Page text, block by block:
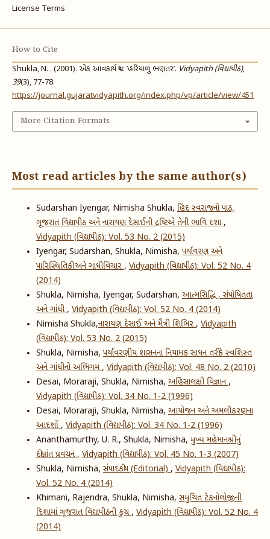
License Terms
How to Cite
Shukla, N. . (2001). એક આવકાર્ય ગ્રંથ: ’હરિયાળું ભણતર’. Vidyapith (વિદ્યાપીઠ),
39(3), 77-78.
https://journal.gujaratvidyapith.org/index.php/vp/article/view/451
More Citation Formats
Most read articles by the same author(s)
Sudarshan Iyengar, Nimisha Shukla, હિંદ સ્વરાજનો પાઠ,
ગૂજરાત વિદ્યાપીઠ અને નારાયણ દેસાઈની દ્રષ્ટિએ તેની ભાવિ દશા,
Vidyapith (વિદ્યાપીઠ): Vol. 53 No. 2 (2015)
Iyengar, Sudarshan, Shukla, Nimisha,પર્યાવરણ અને
પારિસ્થિતિકી અને ગાંધીવિચાર, Vidyapith (વિદ્યાપીઠ): Vol. 52 No. 4
(2014)
Shukla, Nimisha, Iyengar, Sudarshan, આત્મસિદ્ધિ , સંપોષિતતા
અને ગાંધી, Vidyapith (વિદ્યાપીઠ): Vol. 52 No. 4 (2014)
Nimisha Shukla,​નારાયણ દેસાઈ અને મૈત્રી શિબિર, Vidyapith
(વિદ્યાપીઠ): Vol. 53 No. 2 (2015)
Shukla, Nimisha,પર્યાવરણીય શાસનના નિયામક સાધન તરીકે સ્વશિસ્ત
અને ગાંધીનો અભિગમ, Vidyapith (વિદ્યાપીઠ): Vol. 48 No. 2 (2010)
Desai, Moraraji, Shukla, Nimisha, અહિંસાલક્ષી વિજ્ઞાન,
Vidyapith (વિદ્યાપીઠ): Vol. 34 No. 1-2 (1996)
Desai, Moraraji, Shukla, Nimisha, આયોજન અને અમલીકરણના
આદર્શો, Vidyapith (વિદ્યાપીઠ): Vol. 34 No. 1-2 (1996)
Ananthamurthy, U. R., Shukla, Nimisha, મુખ્ય મહેમાનશ્રીનું
દીક્ષાંત પ્રવચન, Vidyapith (વિદ્યાપીઠ): Vol. 45 No. 1-3 (2007)
Shukla, Nimisha, સંપાદકીય (Editorial), Vidyapith (વિદ્યાપીઠ):
Vol. 52 No. 4 (2014)
Khimani, Rajendra, Shukla, Nimisha, સમુચિત ટેકનોલોજીની
દિશામાં ગૂજરાત વિદ્યાપીઠની કુચ, Vidyapith (વિદ્યાપીઠ): Vol. 52 No. 4
(2014)